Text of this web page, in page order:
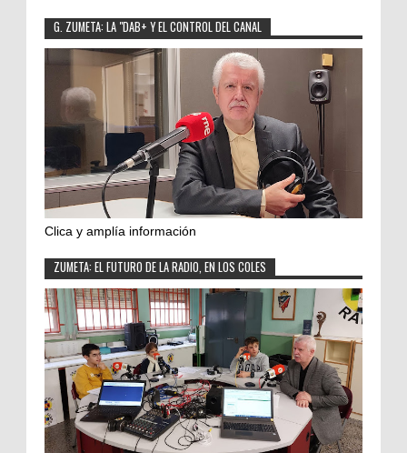
G. ZUMETA: LA "DAB+ Y EL CONTROL DEL CANAL
Clica y amplía información
ZUMETA: EL FUTURO DE LA RADIO, EN LOS COLES